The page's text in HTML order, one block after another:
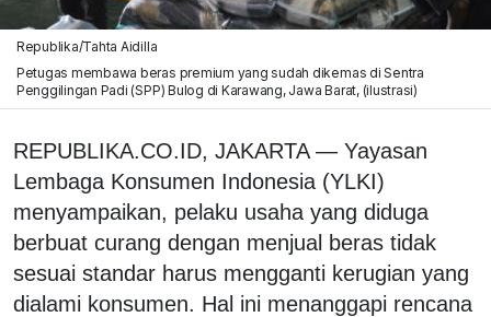
Republika/Tahta Aidilla
Petugas membawa beras premium yang sudah dikemas di Sentra
Penggilingan Padi (SPP) Bulog di Karawang, Jawa Barat, (ilustrasi)
REPUBLIKA.CO.ID, JAKARTA — Yayasan
Lembaga Konsumen Indonesia (YLKI)
menyampaikan, pelaku usaha yang diduga
berbuat curang dengan menjual beras tidak
sesuai standar harus mengganti kerugian yang
dialami konsumen. Hal ini menanggapi rencana